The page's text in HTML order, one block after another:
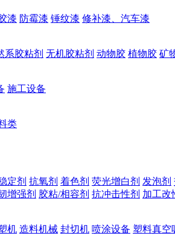
漆 防霉漆 锤纹漆 修补漆、汽车漆
系胶粘剂 无机胶粘剂 动物胶 植物胶 矿
施工设备
类
定剂 抗氧剂 着色剂 荧光增白剂 发泡剂
增强剂 胶粘/相容剂 抗冲击性剂 加工改
机 造料机械 封切机 喷涂设备 塑料真空